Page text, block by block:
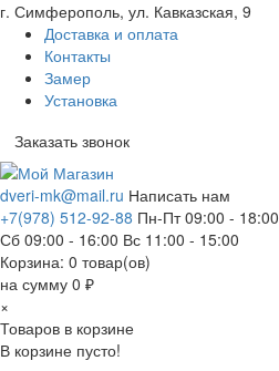
г. Симферополь, ул. Кавказская, 9
Доставка и оплата
Контакты
Замер
Установка
Заказать звонок
dveri-mk@mail.ru Написать нам
+7(978) 512-92-88 Пн-Пт 09:00 - 18:00
Сб 09:00 - 16:00 Вс 11:00 - 15:00
Корзина: 0 товар(ов)
на сумму 0 ₽
×
Товаров в корзине
В корзине пусто!